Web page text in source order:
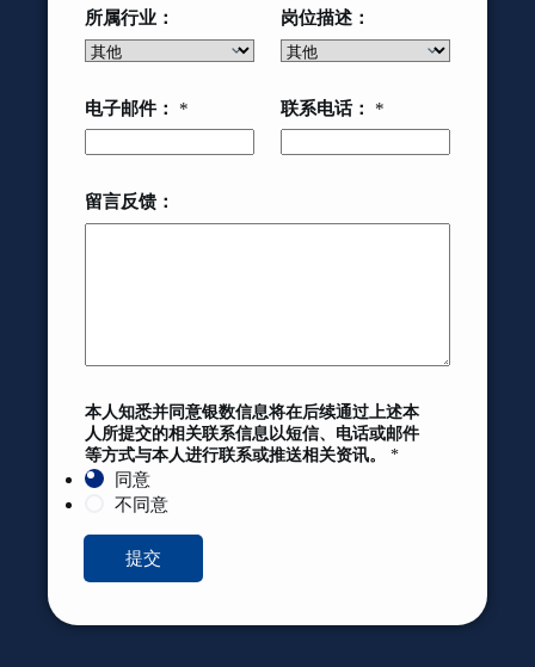
所属行业： 岗位描述：
电子邮件： * 联系电话： *
留言反馈：
本人知悉并同意银数信息将在后续通过上述本
人所提交的相关联系信息以短信、电话或邮件
等方式与本人进行联系或推送相关资讯。 *
同意
不同意
提交